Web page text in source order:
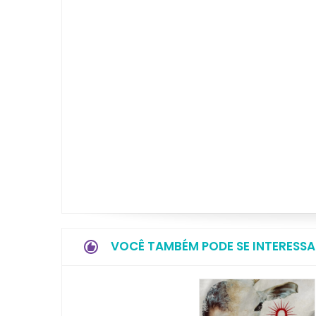
VOCÊ TAMBÉM PODE SE